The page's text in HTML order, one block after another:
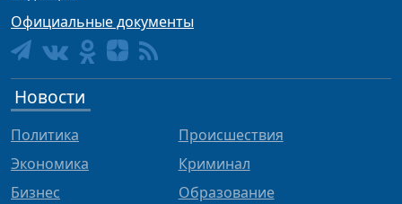
Официальные документы
Новости
Политика
Экономика
Бизнес
Происшествия
Криминал
Образование